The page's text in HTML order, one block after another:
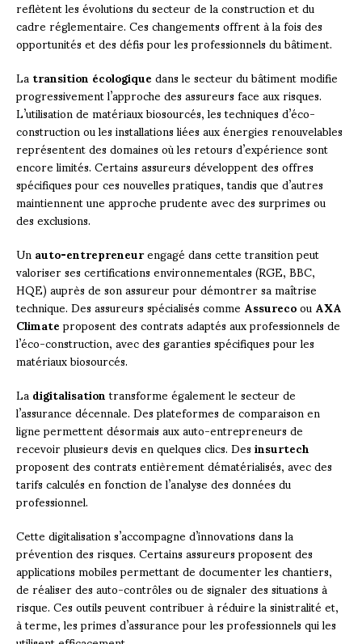
reflètent les évolutions du secteur de la construction et du
cadre réglementaire. Ces changements offrent à la fois des
opportunités et des défis pour les professionnels du bâtiment.
Latransition écologiquedans le secteur du bâtiment modifie
progressivement l’approche des assureurs face aux risques.
L’utilisation de matériaux biosourcés, les techniques d’éco-
construction ou les installations liées aux énergies renouvelables
représentent des domaines où les retours d’expérience sont
encore limités. Certains assureurs développent des offres
spécifiques pour ces nouvelles pratiques, tandis que d’autres
maintiennent une approche prudente avec des surprimes ou
des exclusions.
Unauto-entrepreneurengagé dans cette transition peut
valoriser ses certifications environnementales (RGE, BBC,
HQE) auprès de son assureur pour démontrer sa maîtrise
technique. Des assureurs spécialisés commeAssurecoouAXA
Climateproposent des contrats adaptés aux professionnels de
l’éco-construction, avec des garanties spécifiques pour les
matériaux biosourcés.
Ladigitalisationtransforme également le secteur de
l’assurance décennale. Des plateformes de comparaison en
ligne permettent désormais aux auto-entrepreneurs de
recevoir plusieurs devis en quelques clics. Desinsurtech
proposent des contrats entièrement dématérialisés, avec des
tarifs calculés en fonction de l’analyse des données du
professionnel.
Cette digitalisation s’accompagne d’innovations dans la
prévention des risques. Certains assureurs proposent des
applications mobiles permettant de documenter les chantiers,
de réaliser des auto-contrôles ou de signaler des situations à
risque. Ces outils peuvent contribuer à réduire la sinistralité et,
à terme, les primes d’assurance pour les professionnels qui les